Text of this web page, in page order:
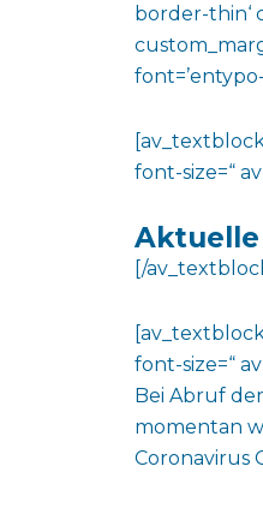
border-thin‘
font-size=“
Aktuelle
[/
font-size=“
Bei Abruf
momentan
Coronavirus